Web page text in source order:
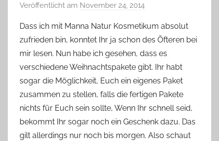
Veröffentlicht am November 24, 2014
n
Y
v
o
n
n
e
Dass ich mit Manna Natur Kosmetikum absolut
zufrieden bin, konntet Ihr ja schon des Öfteren bei
mir lesen. Nun habe ich gesehen, dass es
verschiedene Weihnachtspakete gibt. Ihr habt
sogar die Möglichkeit, Euch ein eigenes Paket
zusammen zu stellen, falls die fertigen Pakete
nichts für Euch sein sollte, Wenn Ihr schnell seid,
bekommt Ihr sogar noch ein Geschenk dazu. Das
gilt allerdings nur noch bis morgen. Also schaut